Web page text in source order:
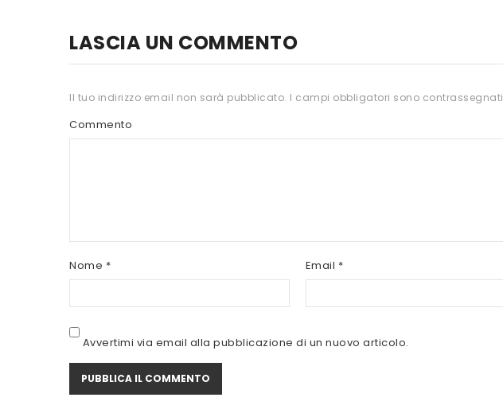
LASCIA UN COMMENTO
Il tuo indirizzo email non sarà pubblicato. I campi obbligatori sono contrassegnati
Commento
Nome * Email *
Avvertimi via email alla pubblicazione di un nuovo articolo.